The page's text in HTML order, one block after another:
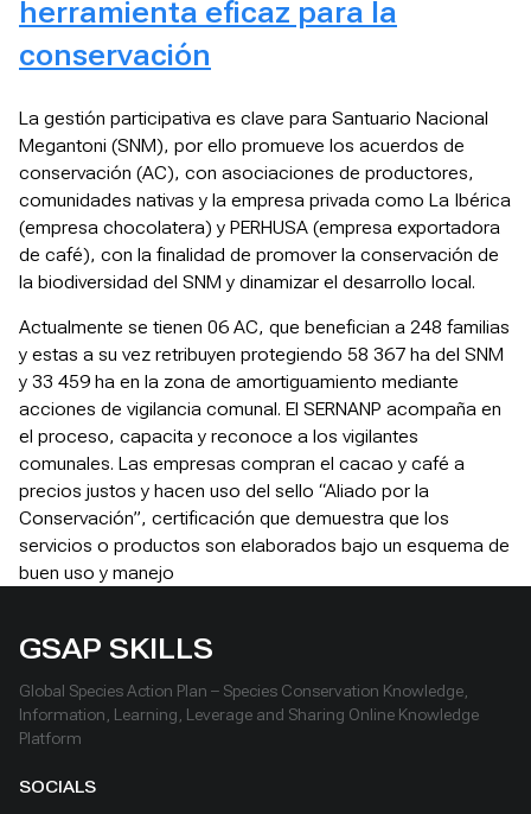
herramienta eficaz para la
conservación
La gestión participativa es clave para Santuario Nacional
Megantoni (SNM), por ello promueve los acuerdos de
conservación (AC), con asociaciones de productores,
comunidades nativas y la empresa privada como La Ibérica
(empresa chocolatera) y PERHUSA (empresa exportadora
de café), con la finalidad de promover la conservación de
la biodiversidad del SNM y dinamizar el desarrollo local.
Actualmente se tienen 06 AC, que benefician a 248 familias
y estas a su vez retribuyen protegiendo 58 367 ha del SNM
y 33 459 ha en la zona de amortiguamiento mediante
acciones de vigilancia comunal. El SERNANP acompaña en
el proceso, capacita y reconoce a los vigilantes
comunales. Las empresas compran el cacao y café a
precios justos y hacen uso del sello “Aliado por la
Conservación”, certificación que demuestra que los
servicios o productos son elaborados bajo un esquema de
buen uso y manejo
GSAP SKILLS
Global Species Action Plan – Species Conservation Knowledge,
Information, Learning, Leverage and Sharing Online Knowledge
Platform
SOCIALS